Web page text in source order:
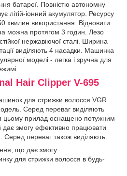
батареї. Повністю автономну
літій-іонний акумулятор. Ресурсу
хвилин використання. Відновити
можна протягом 3 годин. Лезо
нержавіючої сталі. Ширина
виділяють 4 насадки. Машинка
моделі - легка і зручна для
Hair Clipper V-695
для стрижки волосся VGR
Серед переваг виділяють
цьому прилад оснащено потужним
змогу ефективно працювати
Серед переваг також виділяють:
що дає змогу
для стрижки волосся в будь-